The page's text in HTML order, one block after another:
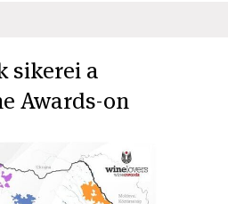
sikerei a
Awards-on